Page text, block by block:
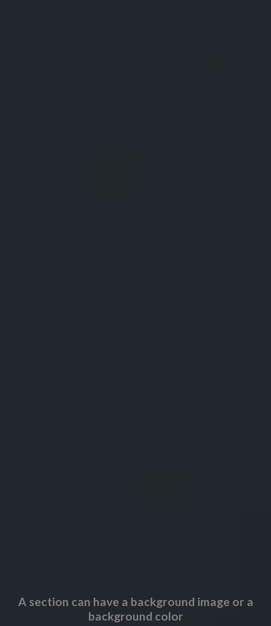
A section can have a background image or a
background color